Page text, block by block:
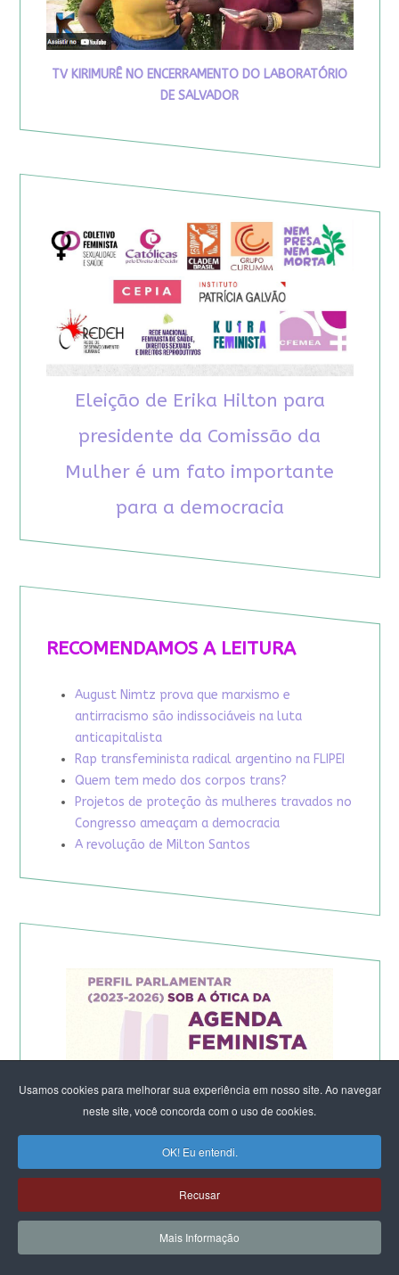
Usamos cookies para melhorar sua experiência em nosso site. Ao navegar
neste site, você concorda com o uso de cookies.
OK! Eu entendi.
Recusar
Mais Informação
TV KIRIMURÊ NO ENCERRAMENTO DO LABORATÓRIO
DE SALVADOR
Eleição de Erika Hilton para
presidente da Comissão da
Mulher é um fato importante
para a democracia
RECOMENDAMOS A LEITURA
August Nimtz prova que marxismo e
antirracismo são indissociáveis na luta
anticapitalista
Rap transfeminista radical argentino na FLIPEI
Quem tem medo dos corpos trans?
Projetos de proteção às mulheres travados no
Congresso ameaçam a democracia
A revolução de Milton Santos